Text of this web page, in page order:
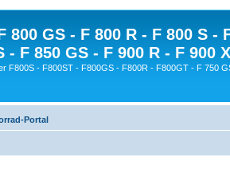
800 GS - F 800 R - F 800 S -
- F 850 GS - F 900 R - F 900
F800S - F800ST - F800GS - F800R - F800GT - F 750
Portal